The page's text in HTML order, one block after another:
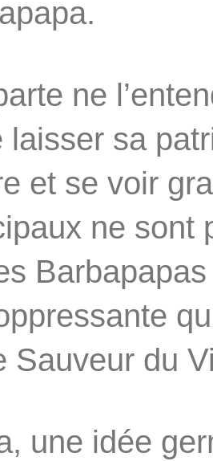
ne
laisser sa
et se voir
ne sont
Sauveur du
une idée